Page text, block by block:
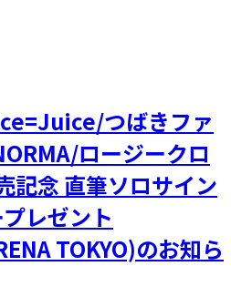
つばきファ
ロージークロ
記念 直筆ソロサイン
レゼント
TOKYO)のお知ら